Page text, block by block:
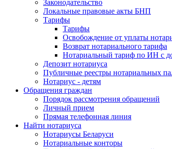
Законодательство
Локальные правовые акты БНП
Тарифы
Тарифы
Освобождение от уплаты
Возврат нотариального тарифа
Нотариальный тариф по ИН с
Депозит нотариуса
Публичные реестры нотариальных
Нотариус - детям
Обращения граждан
Порядок рассмотрения обращений
Личный прием
Прямая телефонная линия
Найти нотариуса
Нотариусы Беларуси
Нотариальные конторы